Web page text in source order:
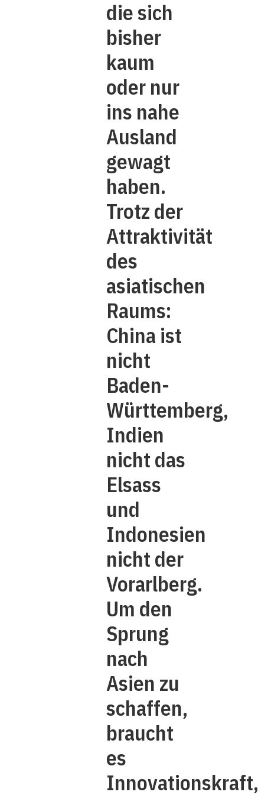
die sich
bisher
kaum
oder nur
ins nahe
Ausland
gewagt
haben.
Trotz der
Attraktivität
des
asiatischen
Raums:
China ist
nicht
Baden-
Württemberg,
Indien
nicht das
Elsass
und
Indonesien
nicht der
Vorarlberg.
Um den
Sprung
nach
Asien zu
schaffen,
braucht
es
Innovationskraft,